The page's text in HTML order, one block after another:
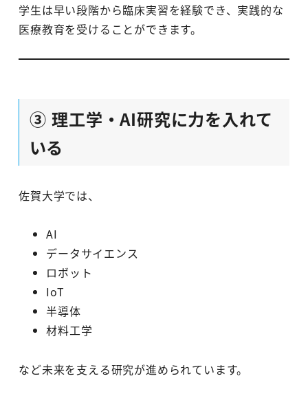
学生は早い段階から臨床実習を経験でき、実践的な
医療教育を受けることができます。
③ 理工学・AI研究に力を入れて
いる
佐賀大学では、
AI
データサイエンス
ロボット
IoT
半導体
材料工学
など未来を支える研究が進められています。